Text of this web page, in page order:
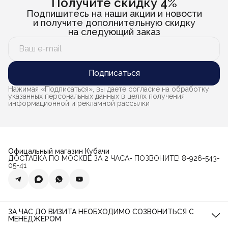
Подпишитесь на наши акции и новости
и получите дополнительную скидку
на следующий заказ
Подписаться
Нажимая «Подписаться», вы даете согласие на обработку
указанных персональных данных в целях получения
информационной и рекламной рассылки
Офицальный магазин Кубачи
ДОСТАВКА ПО МОСКВЕ ЗА 2 ЧАСА- ПОЗВОНИТЕ! 8-926-543-
05-41
ЗА ЧАС ДО ВИЗИТА НЕОБХОДИМО СОЗВОНИТЬСЯ С
МЕНЕДЖЕРОМ